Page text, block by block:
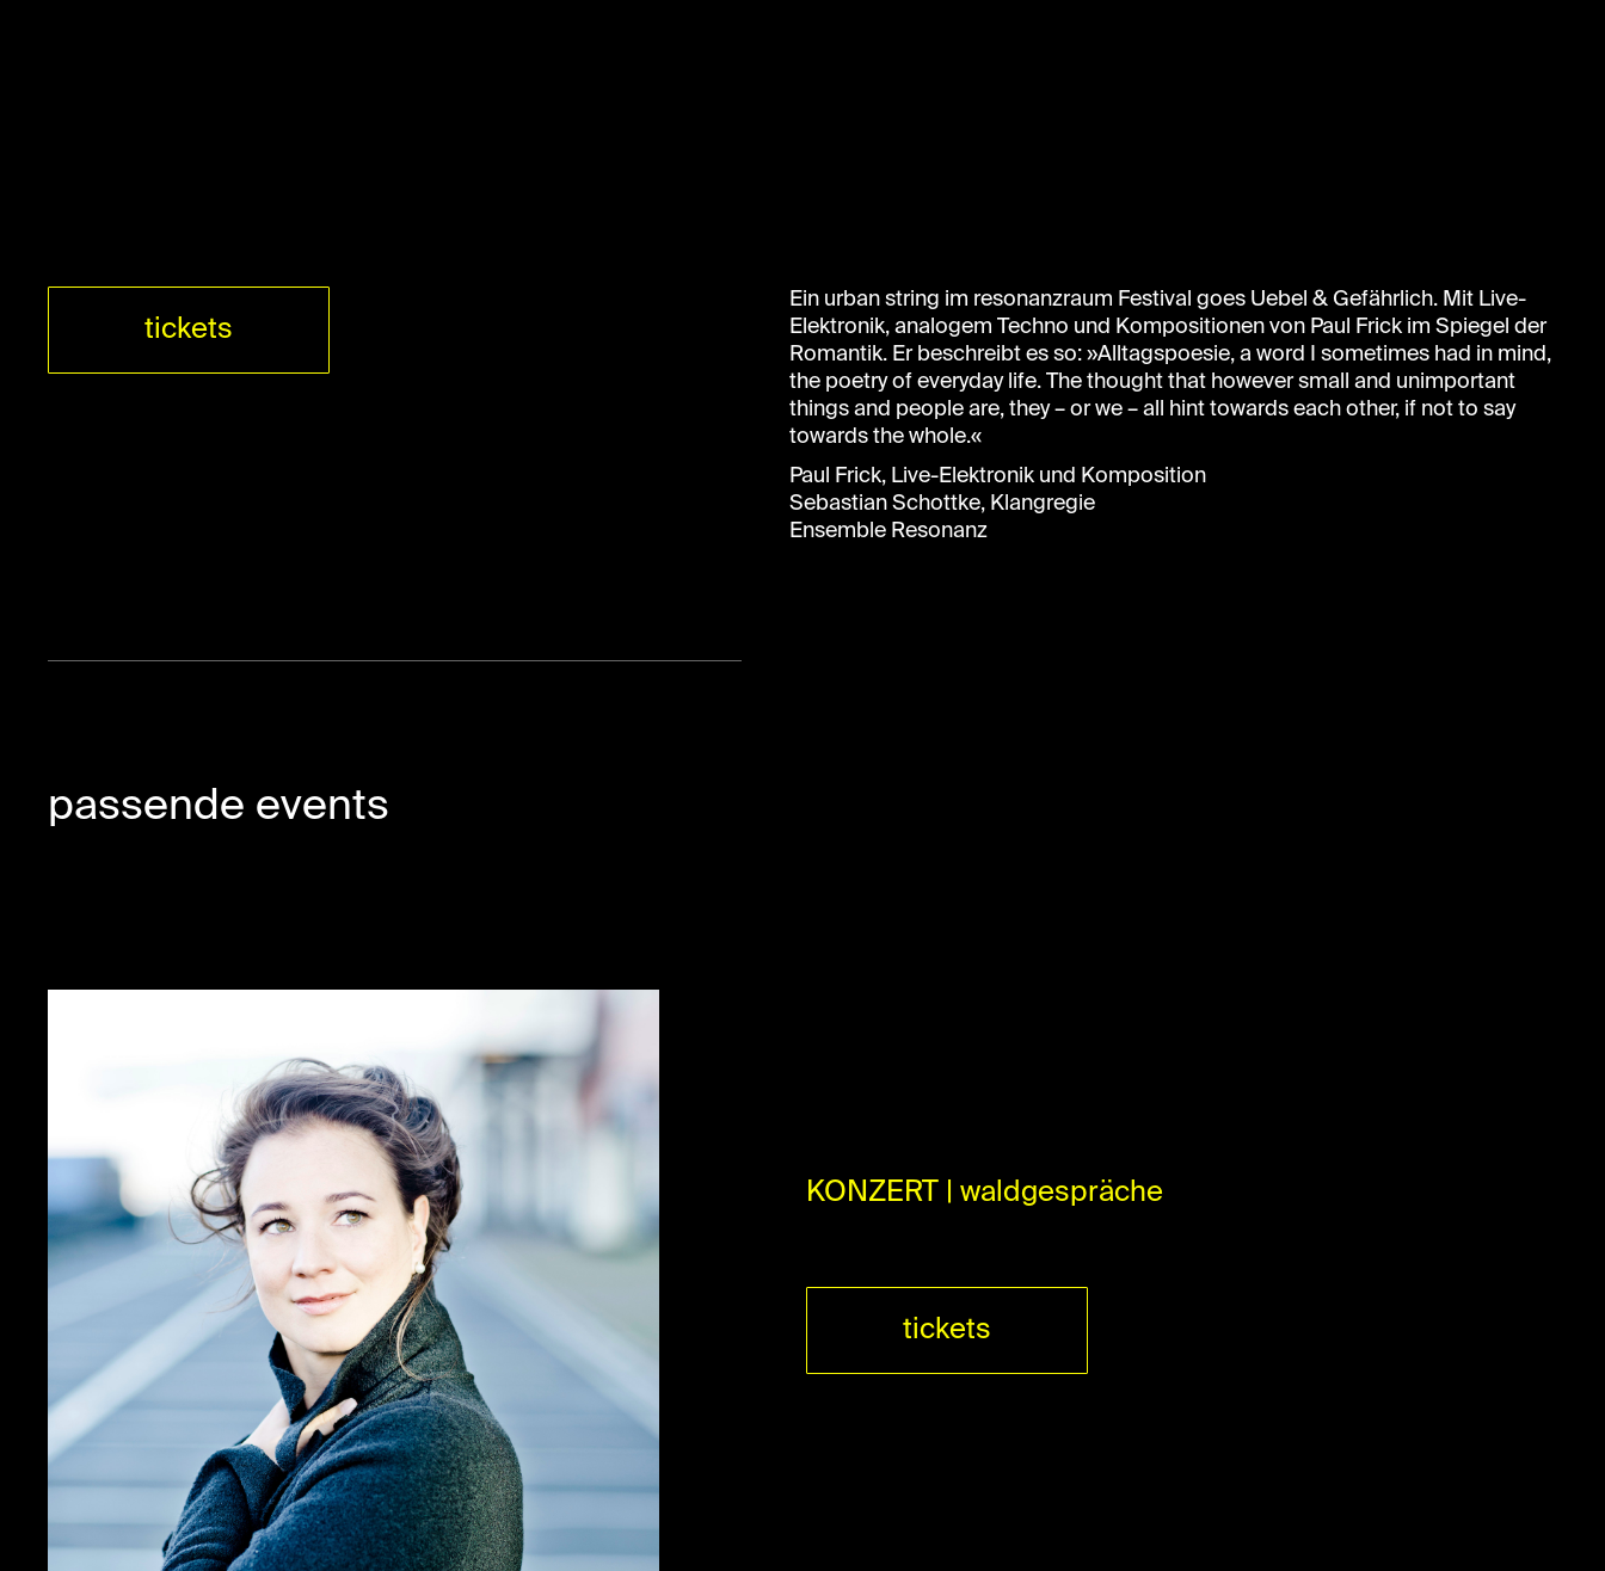
tickets
Ein urban string im resonanzraum Festival goes Uebel & Gefährlich. Mit Live-
Elektronik, analogem Techno und Kompositionen von Paul Frick im Spiegel der
Romantik. Er beschreibt es so: »Alltagspoesie, a word I sometimes had in mind,
the poetry of everyday life. The thought that however small and unimportant
things and people are, they – or we – all hint towards each other, if not to say
towards the whole.«
Paul Frick, Live-Elektronik und Komposition
Sebastian Schottke, Klangregie
Ensemble Resonanz
passende events
KONZERT | waldgespräche
tickets